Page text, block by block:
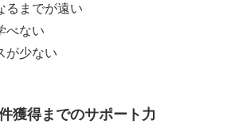
るまでが遠い
べない
が少ない
獲得までのサポート力